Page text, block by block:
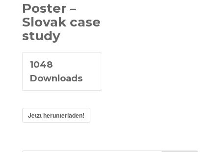
Poster –
Slovak case
study
1048
Downloads
Jetzt herunterladen!